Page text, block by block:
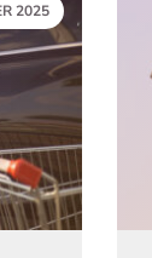
2025